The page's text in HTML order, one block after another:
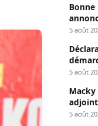
5 août
5 août
Macky
adjoint
5 août